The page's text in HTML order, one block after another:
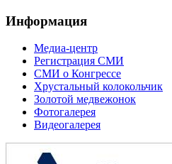
Информация
Медиа-центр
Регистрация СМИ
СМИ о Конгрессе
Хрустальный колокольчик
Золотой медвежонок
Фотогалерея
Видеогалерея